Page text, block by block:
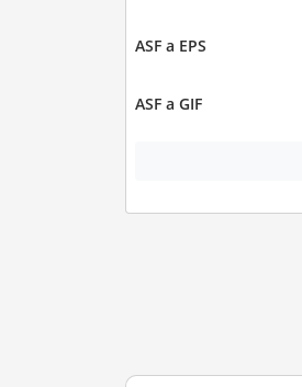
ASF a EPS
ASF a GIF